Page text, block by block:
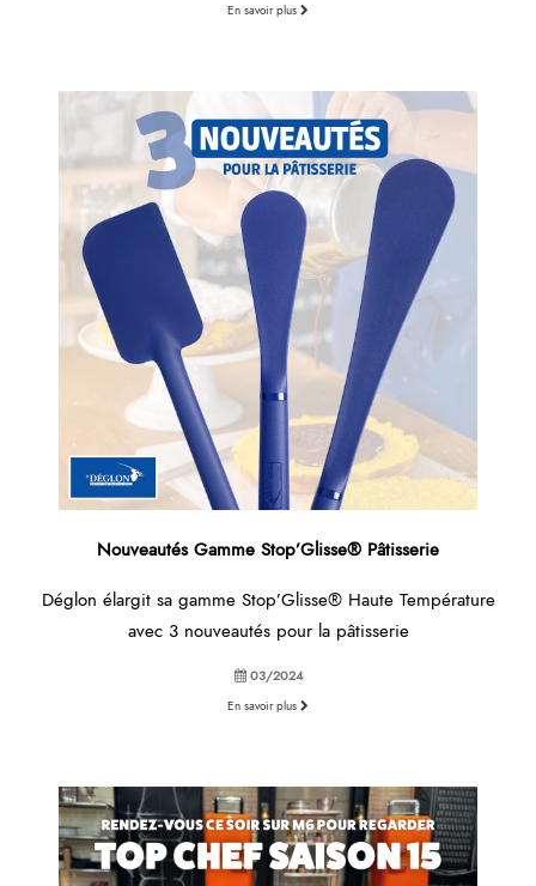
En savoir plus
Nouveautés Gamme Stop’Glisse® Pâtisserie
Déglon élargit sa gamme Stop’Glisse® Haute Température
avec 3 nouveautés pour la pâtisserie
03/2024
En savoir plus